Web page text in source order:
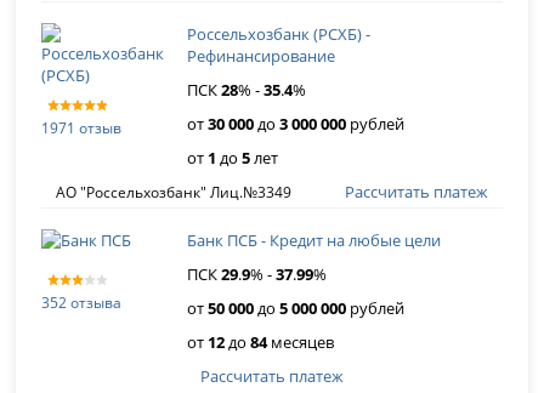
1971 отзыв
Россельхозбанк (РСХБ) -
Рефинансирование
ПСК28% -35.4%
от30 000до3 000 000 рублей
от 1 до5лет
АО "Россельхозбанк" Лиц.№3349 Рассчитать платеж
352 отзыва
Банк ПСБ - Кредит на любые цели
ПСК29.9% -37.99%
от50 000до5 000 000 рублей
от 12до84месяцев
Рассчитать платеж